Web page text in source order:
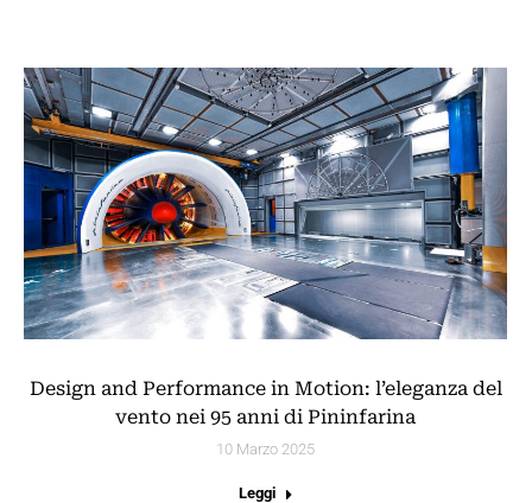
Design and Performance in Motion: l’eleganza del
vento nei 95 anni di Pininfarina
10 Marzo 2025
Leggi